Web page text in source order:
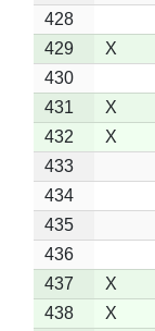
428
429
X
430
431
X
432
X
433
434
435
436
437
X
438
X